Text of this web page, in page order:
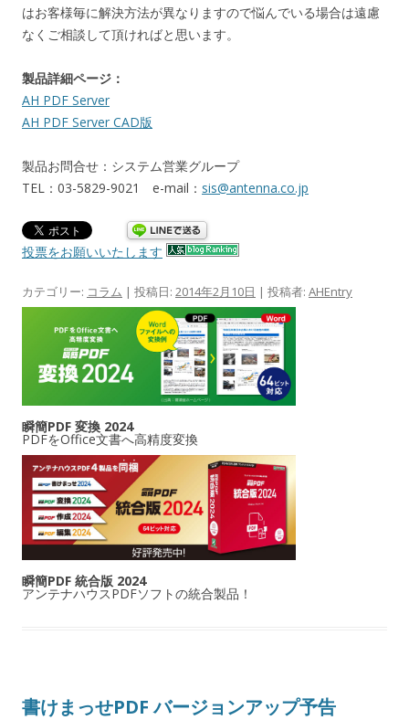
はお客様毎に解決方法が異なりますので悩んでいる場合は遠慮
なくご相談して頂ければと思います。
製品詳細ページ：
AH PDF Server
AH PDF Server CAD版
製品お問合せ：システム営業グループ
TEL：03-5829-9021 e-mail： sis@antenna.co.jp
投票をお願いいたします
カテゴリー: コラム | 投稿日: 2014年2月10日 | 投稿者: AHEntry
瞬簡PDF 変換 2024
PDFをOffice文書へ高精度変換
瞬簡PDF 統合版 2024
アンテナハウスPDFソフトの統合製品！
書けまっせPDF バージョンアップ予告